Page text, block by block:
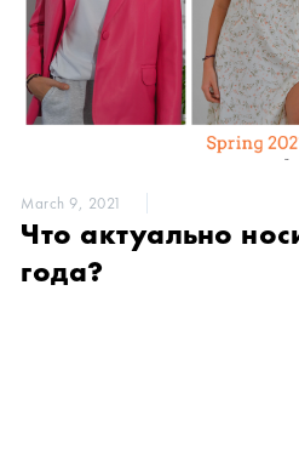
March 9, 2021
Что актуально
года?